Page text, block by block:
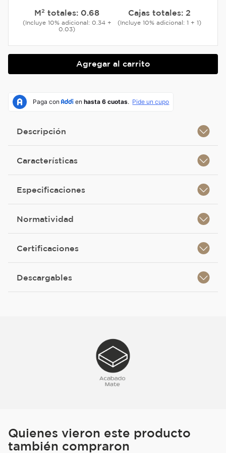
M² totales: 0.68
(Incluye 10% adicional: 0.34 +
0.03)
Cajas totales: 2
(Incluye 10% adicional: 1 + 1)
Agregar al carrito
Descripción
Características
Especificaciones
Normatividad
Certificaciones
Descargables
Quienes vieron este producto
también compraron